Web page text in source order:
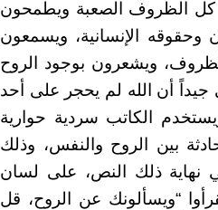
كل الظروف الصعبة ويطمحون
وحقوقه الإنسانية، ويسمعون
ويشعرون بوجود الروح
جيداً أن الله لم يحجر على أحد
الكاتب سردية حوارية
بين الروح والنفس، وذلك
نهاية ذلك النص، على لسان
“ويسألونك عن الروح، قل